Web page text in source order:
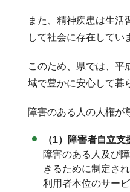
また、精神疾患は生活
して社会に存在してい
このため、県では、平
域で豊かに安心して暮
障害のある人の人権が
（1）障害者自立
障害のある人及び
きるために制定さ
利用者本位のサー